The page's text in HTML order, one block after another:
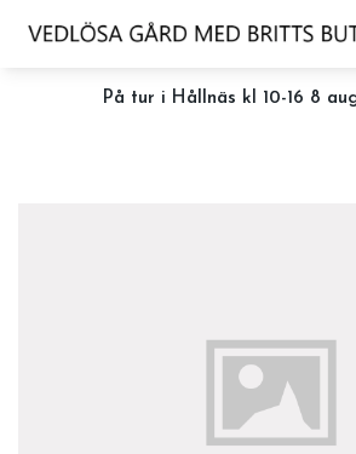
På tur i Hållnäs kl 10-16 8